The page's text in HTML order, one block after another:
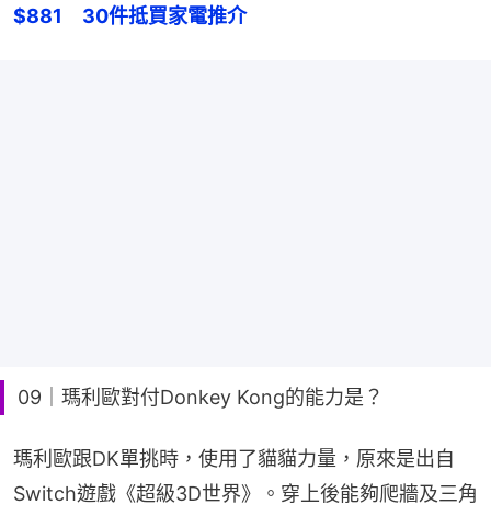
$881　30件抵買家電推介
09｜瑪利歐對付Donkey Kong的能力是？
瑪利歐跟DK單挑時，使用了貓貓力量，原來是出自
Switch遊戲《超級3D世界》。穿上後能夠爬牆及三角